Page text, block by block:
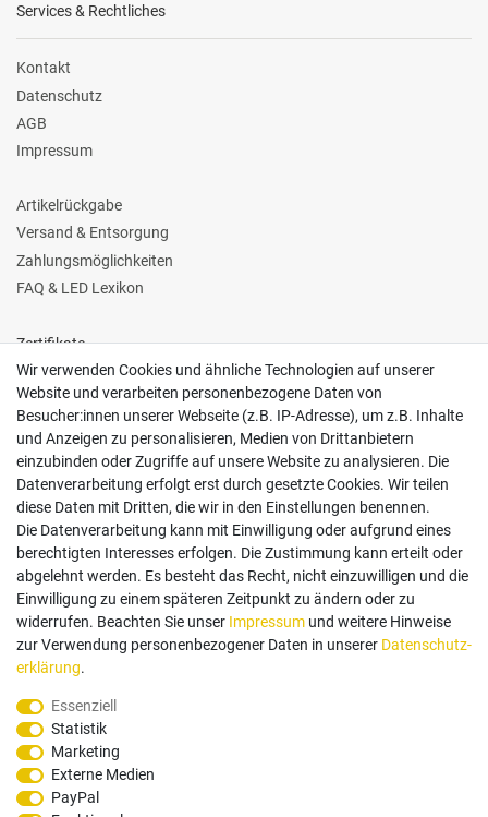
Services & Rechtliches
Kontakt
Datenschutz
AGB
Impressum
Artikelrückgabe
Versand & Entsorgung
Zahlungsmöglichkeiten
FAQ & LED Lexikon
Zertifikate
Zahlungsarten
Paypal
Versand Dienstleister
Wir verwenden Cookies und ähnliche Technologien auf unserer
Website und verarbeiten personenbezogene Daten von
Besucher:innen unserer Webseite (z.B. IP-Adresse), um z.B. Inhalte
und Anzeigen zu personalisieren, Medien von Drittanbietern
einzubinden oder Zugriffe auf unsere Website zu analysieren. Die
Datenverarbeitung erfolgt erst durch gesetzte Cookies. Wir teilen
diese Daten mit Dritten, die wir in den Einstellungen benennen.
Die Datenverarbeitung kann mit Einwilligung oder aufgrund eines
berechtigten Interesses erfolgen. Die Zustimmung kann erteilt oder
abgelehnt werden. Es besteht das Recht, nicht einzuwilligen und die
Einwilligung zu einem späteren Zeitpunkt zu ändern oder zu
widerrufen. Beachten Sie unser Impressum und weitere Hinweise
zur Verwendung personenbezogener Daten in unserer Daten­schutz­
erklärung.
Essenziell
Statistik
Marketing
Externe Medien
PayPal